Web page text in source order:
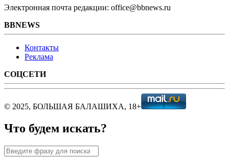
Электронная почта редакции: office@bbnews.ru
BBNEWS
Контакты
Реклама
СОЦСЕТИ
© 2025, БОЛЬШАЯ БАЛАШИХА, 18+
Что будем искать?